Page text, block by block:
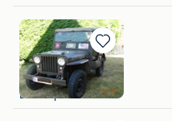
Bewaren
in
Mijn
Favorieten
jean
Estaimpuis